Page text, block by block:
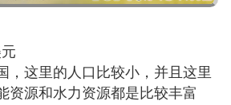
，这里的人口比较小，并且这里
资源和水力资源都是比较丰富